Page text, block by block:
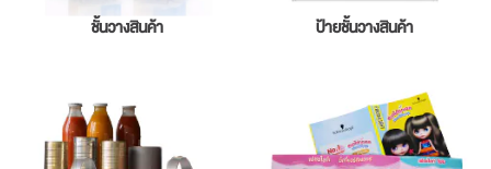
ชั้นวางสินค้า ป้ายชั้นวางสินค้า